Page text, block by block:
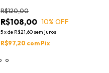
R$108,00
R$120,00
10% OFF
5xde R$21,60 sem juros
R$97,20 com Pix